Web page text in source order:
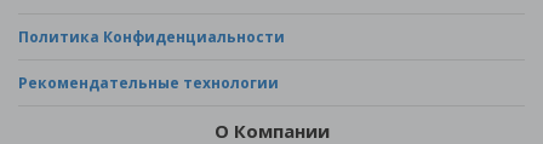
Политика Конфиденциальности
Рекомендательные технологии
О Компании